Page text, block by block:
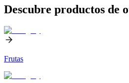
Descubre productos de
Frutas